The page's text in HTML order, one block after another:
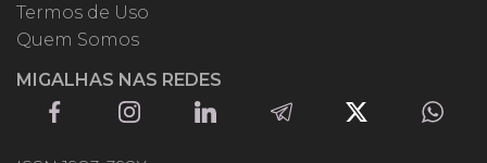
Termos de Uso
Quem Somos
MIGALHAS NAS REDES